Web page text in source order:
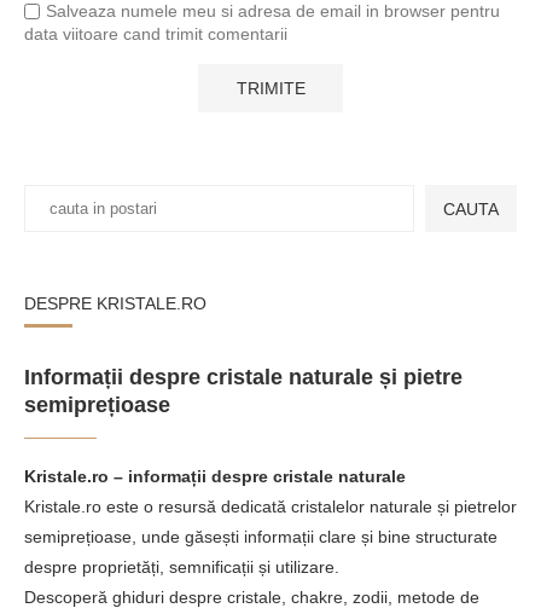
Salveaza numele meu si adresa de email in browser pentru
data viitoare cand trimit comentarii
CAUTA
DESPRE KRISTALE.RO
Informații despre cristale naturale și pietre
semiprețioase
Kristale.ro – informații despre cristale naturale
Kristale.ro este o resursă dedicată cristalelor naturale și pietrelor
semiprețioase, unde găsești informații clare și bine structurate
despre proprietăți, semnificații și utilizare.
Descoperă ghiduri despre cristale, chakre, zodii, metode de